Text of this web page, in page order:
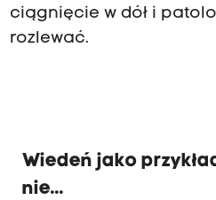
ciągnięcie w dół i
rozlewać.
Wiedeń jako
nie...